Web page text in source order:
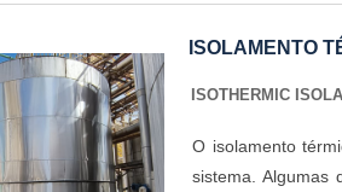
primordiais que
especializadas
elaboradas.
ISOLAMENTO
ISOTHERMIC
O isolamento
sistema. Algumas